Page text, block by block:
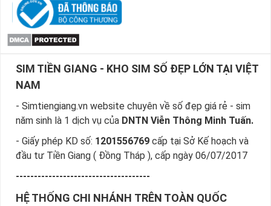
SIM TIỀN GIANG - KHO SIM SỐ ĐẸP LỚN TẠI VIỆT
NAM
- Simtiengiang.vn website chuyên về số đẹp giá rẻ - sim
năm sinh là 1 dịch vụ của DNTN Viễn Thông Minh Tuấn.
- Giấy phép KD số: 1201556769 cấp tại Sở Kế hoạch và
đầu tư Tiền Giang ( Đồng Tháp ), cấp ngày 06/07/2017
-------------------------------------
HỆ THỐNG CHI NHÁNH TRÊN TOÀN QUỐC